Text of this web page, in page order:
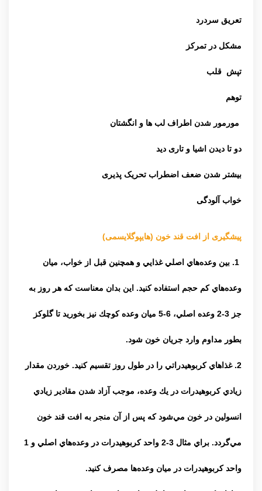
تعریق سردرد
مشکل در تمرکز
تپش قلب
توهم
مورمور شدن اطراف لب ها و انگشتان
دو تا دیدن اشیا و تاری دید
بیشتر شدن ضعف اضطراب تحریک پذیری
خواب آلودگی
پیشگیری از افت قند خون (هایپوگلایسمی)
1. بين وعده‌هاي اصلي غذايي و همچنين قبل از خواب، ميان
وعده‌هاي كم حجم استفاده كنيد. اين بدان معناست كه هر روز به
جز 3-2 وعده اصلي، 6-5 ميان وعده كوچك نيز بخوريد تا گلوكز
بطور مداوم وارد جريان خون شود.
2. غذاهاي كربوهيدراتي را در طول روز تقسيم كنيد. خوردن مقدار
زيادي كربوهيدرات در يك وعده، موجب آزاد شدن مقادير زيادي
انسولين در خون مي‌شود كه پس از آن منجر به افت قند خون
مي‌گردد. براي مثال 3-2 واحد كربوهيدرات در وعده‌هاي اصلي و 1
واحد كربوهيدرات در ميان وعده‌ها مصرف كنيد.